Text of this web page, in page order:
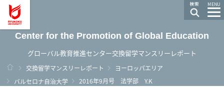
MENU
Center for the Promotion of Global Education
グローバル教育推進センター交換留学マンスリーレポート
ホーム
交換留学マンスリーレポート
ヨーロッパエリア
バルセロナ自治大学
2016年9月号 法学部 Y.K